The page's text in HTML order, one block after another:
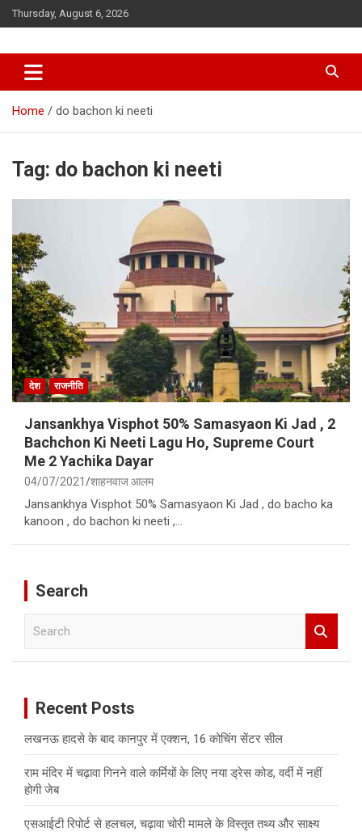
Skip
to
Thursday, August 6, 2026
Home do bachon ki neeti
Tag: do bachon ki neeti
देश राजनीति
Jansankhya Visphot 50% Samasyaon Ki Jad , 2
Bachchon Ki Neeti Lagu Ho, Supreme Court
Me 2 Yachika Dayar
04/07/2021 शाहनवाज आलम
Jansankhya Visphot 50% Samasyaon Ki Jad , do bacho ka
kanoon , do bachon ki neeti ,…
Search
Recent Posts
लखनऊ हादसे के बाद कानपुर में एक्शन, 16 कोचिंग सेंटर सील
राम मंदिर में चढ़ावा गिनने वाले कर्मियों के लिए नया ड्रेस कोड, वर्दी में नहीं
होगी जेब
एसआईटी रिपोर्ट से हलचल, चढ़ावा चोरी मामले के विस्तृत तथ्य और साक्ष्य